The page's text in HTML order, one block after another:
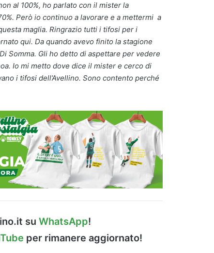
al 100%, ho parlato con il mister la
Però io continuo a lavorare e a mettermi a
maglia. Ringrazio tutti i tifosi per i
qui. Da quando avevo finito la stagione
Somma. Gli ho detto di aspettare per vedere
Io mi metto dove dice il mister e cerco di
i tifosi dell’Avellino. Sono contento perché
su WhatsApp!
per rimanere aggiornato!